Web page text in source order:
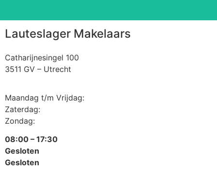
Lauteslager Makelaars
Catharijnesingel 100
3511 GV – Utrecht
Maandag t/m Vrijdag:
Zaterdag:
Zondag:
08:00 – 17:30
Gesloten
Gesloten